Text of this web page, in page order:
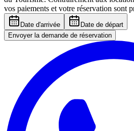
vos paiements et votre réservation sont
Date d'arrivée
Date de départ
Envoyer la demande de réservation